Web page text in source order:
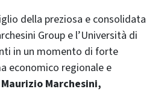
della preziosa e consolidata
Group e l’Università di
in un momento di forte
economico regionale e
Marchesini,